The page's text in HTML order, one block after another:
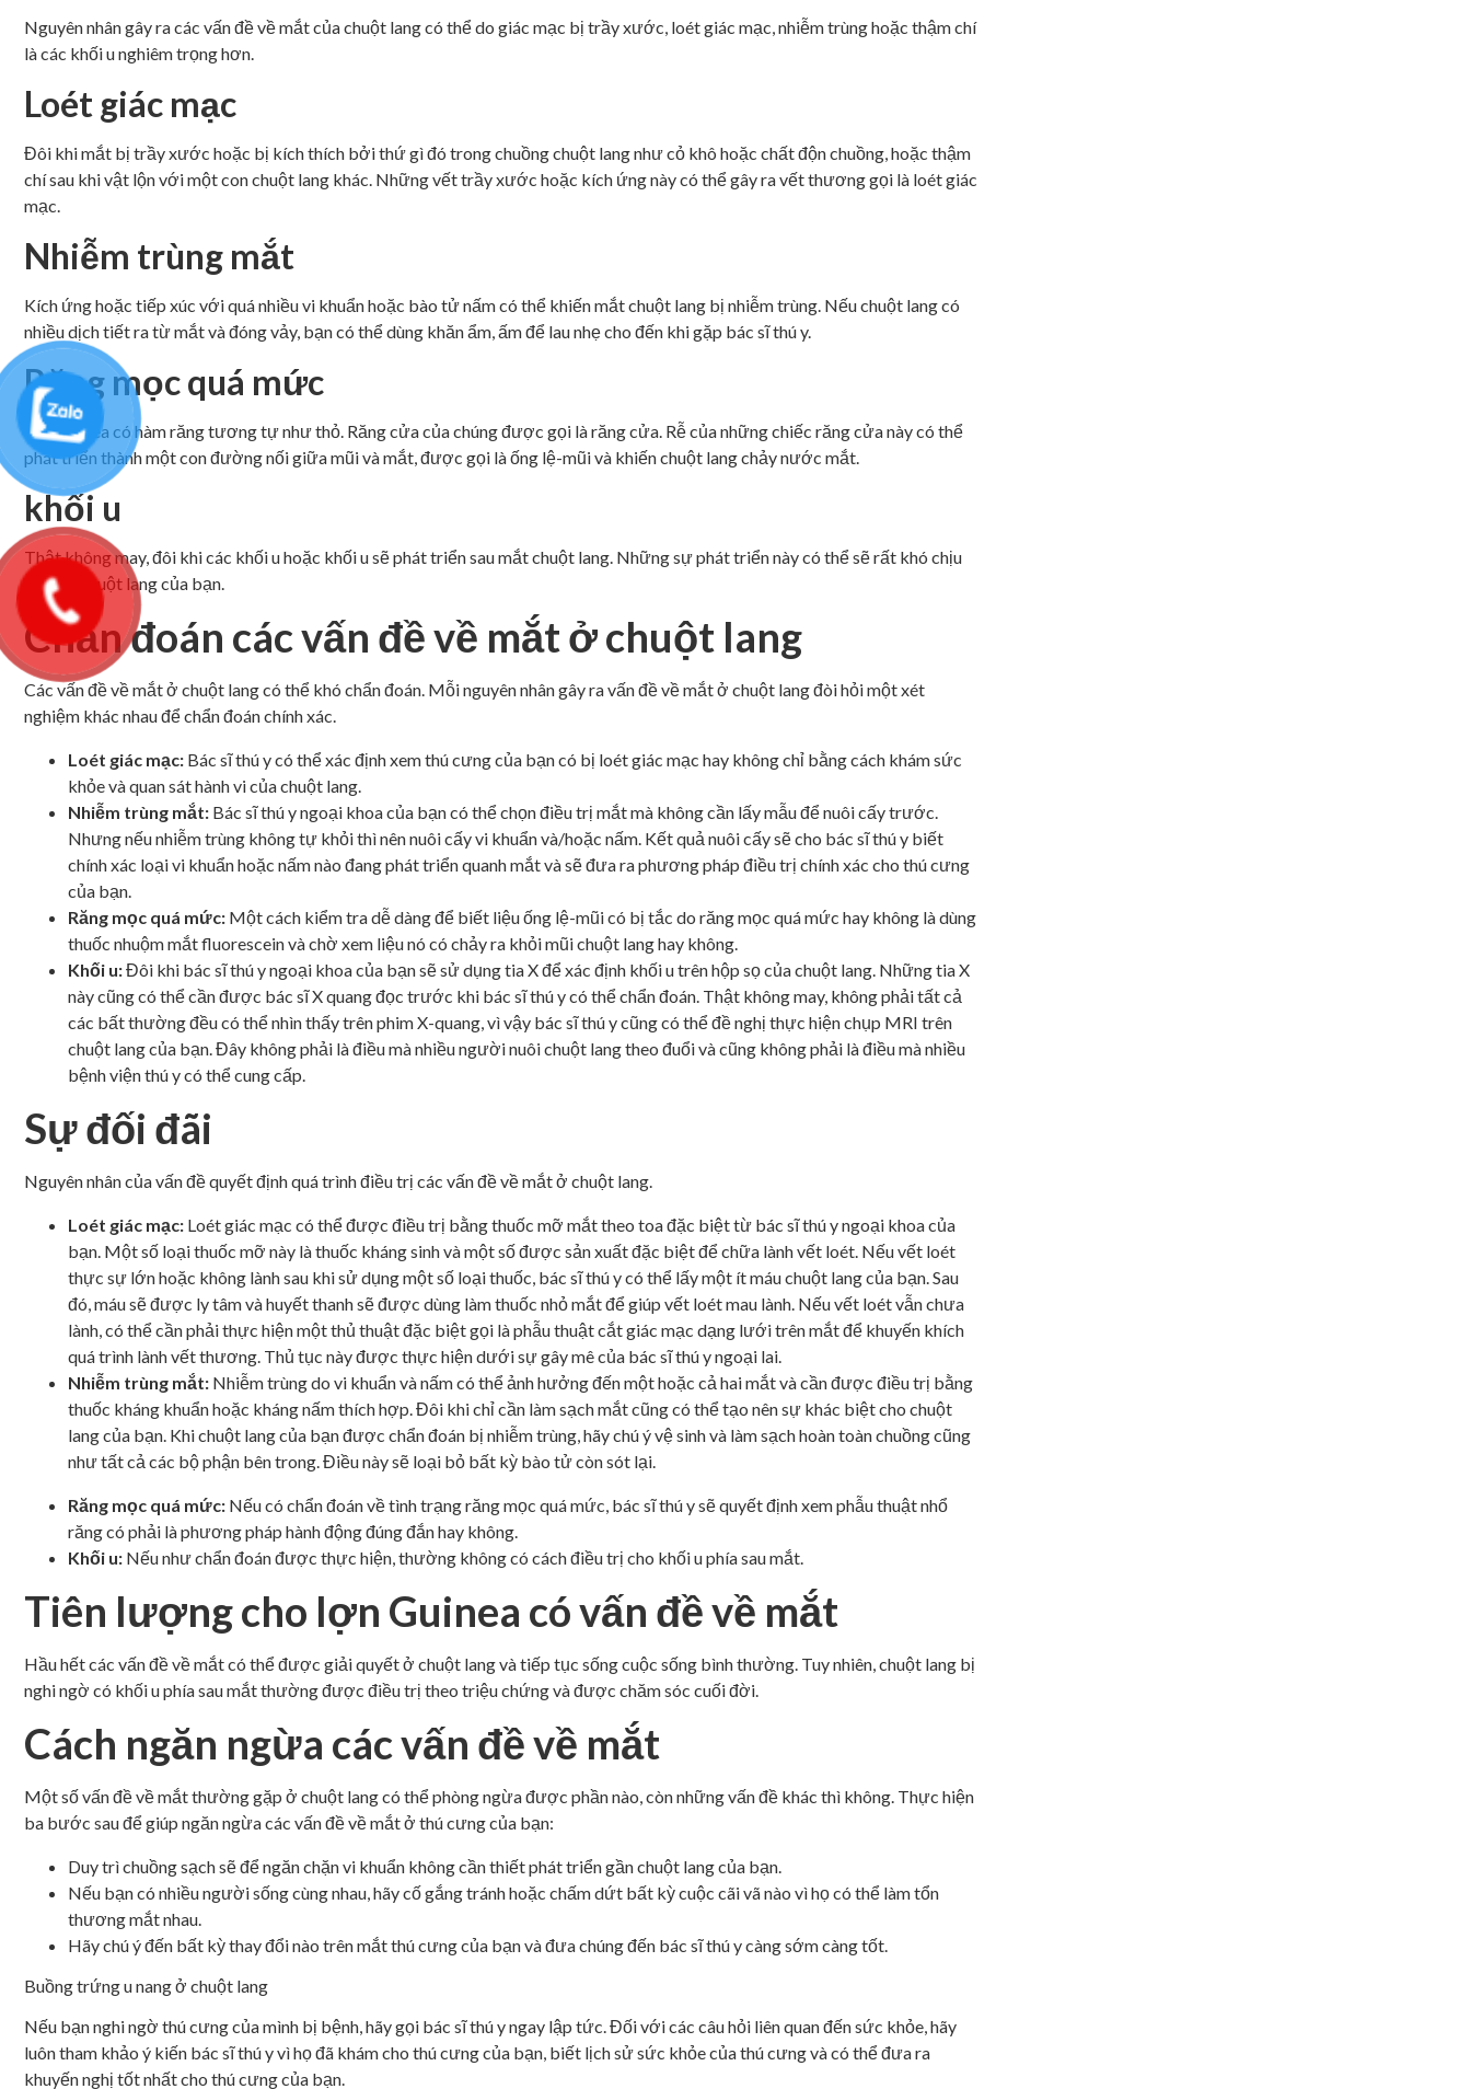
Nguyên nhân gây ra các vấn đề về mắt của chuột lang có thể do giác mạc bị trầy xước, loét giác mạc, nhiễm trùng hoặc thậm chí
là các khối u nghiêm trọng hơn.
Loét giác mạc
Đôi khi mắt bị trầy xước hoặc bị kích thích bởi thứ gì đó trong chuồng chuột lang như cỏ khô hoặc chất độn chuồng, hoặc thậm
chí sau khi vật lộn với một con chuột lang khác. Những vết trầy xước hoặc kích ứng này có thể gây ra vết thương gọi là loét giác
mạc.
Nhiễm trùng mắt
Kích ứng hoặc tiếp xúc với quá nhiều vi khuẩn hoặc bào tử nấm có thể khiến mắt chuột lang bị nhiễm trùng. Nếu chuột lang có
nhiều dịch tiết ra từ mắt và đóng vảy, bạn có thể dùng khăn ẩm, ấm để lau nhẹ cho đến khi gặp bác sĩ thú y.
Răng mọc quá mức
Lợn Guinea có hàm răng tương tự như thỏ. Răng cửa của chúng được gọi là răng cửa. Rễ của những chiếc răng cửa này có thể
phát triển thành một con đường nối giữa mũi và mắt, được gọi là ống lệ-mũi và khiến chuột lang chảy nước mắt.
khối u
Thật không may, đôi khi các khối u hoặc khối u sẽ phát triển sau mắt chuột lang. Những sự phát triển này có thể sẽ rất khó chịu
đối với chuột lang của bạn.
Chẩn đoán các vấn đề về mắt ở chuột lang
Các vấn đề về mắt ở chuột lang có thể khó chẩn đoán. Mỗi nguyên nhân gây ra vấn đề về mắt ở chuột lang đòi hỏi một xét
nghiệm khác nhau để chẩn đoán chính xác.
Loét giác mạc: Bác sĩ thú y có thể xác định xem thú cưng của bạn có bị loét giác mạc hay không chỉ bằng cách khám sức
khỏe và quan sát hành vi của chuột lang.
Nhiễm trùng mắt: Bác sĩ thú y ngoại khoa của bạn có thể chọn điều trị mắt mà không cần lấy mẫu để nuôi cấy trước.
Nhưng nếu nhiễm trùng không tự khỏi thì nên nuôi cấy vi khuẩn và/hoặc nấm. Kết quả nuôi cấy sẽ cho bác sĩ thú y biết
chính xác loại vi khuẩn hoặc nấm nào đang phát triển quanh mắt và sẽ đưa ra phương pháp điều trị chính xác cho thú cưng
của bạn.
Răng mọc quá mức: Một cách kiểm tra dễ dàng để biết liệu ống lệ-mũi có bị tắc do răng mọc quá mức hay không là dùng
thuốc nhuộm mắt fluorescein và chờ xem liệu nó có chảy ra khỏi mũi chuột lang hay không.
Khối u:Đôi khi bác sĩ thú y ngoại khoa của bạn sẽ sử dụng tia X để xác định khối u trên hộp sọ của chuột lang. Những tia X
này cũng có thể cần được bác sĩ X quang đọc trước khi bác sĩ thú y có thể chẩn đoán. Thật không may, không phải tất cả
các bất thường đều có thể nhìn thấy trên phim X-quang, vì vậy bác sĩ thú y cũng có thể đề nghị thực hiện chụp MRI trên
chuột lang của bạn. Đây không phải là điều mà nhiều người nuôi chuột lang theo đuổi và cũng không phải là điều mà nhiều
bệnh viện thú y có thể cung cấp.
Sự đối đãi
Nguyên nhân của vấn đề quyết định quá trình điều trị các vấn đề về mắt ở chuột lang.
Loét giác mạc: Loét giác mạc có thể được điều trị bằng thuốc mỡ mắt theo toa đặc biệt từ bác sĩ thú y ngoại khoa của
bạn. Một số loại thuốc mỡ này là thuốc kháng sinh và một số được sản xuất đặc biệt để chữa lành vết loét. Nếu vết loét
thực sự lớn hoặc không lành sau khi sử dụng một số loại thuốc, bác sĩ thú y có thể lấy một ít máu chuột lang của bạn. Sau
đó, máu sẽ được ly tâm và huyết thanh sẽ được dùng làm thuốc nhỏ mắt để giúp vết loét mau lành. Nếu vết loét vẫn chưa
lành, có thể cần phải thực hiện một thủ thuật đặc biệt gọi là phẫu thuật cắt giác mạc dạng lưới trên mắt để khuyến khích
quá trình lành vết thương. Thủ tục này được thực hiện dưới sự gây mê của bác sĩ thú y ngoại lai.
Nhiễm trùng mắt: Nhiễm trùng do vi khuẩn và nấm có thể ảnh hưởng đến một hoặc cả hai mắt và cần được điều trị bằng
thuốc kháng khuẩn hoặc kháng nấm thích hợp. Đôi khi chỉ cần làm sạch mắt cũng có thể tạo nên sự khác biệt cho chuột
lang của bạn. Khi chuột lang của bạn được chẩn đoán bị nhiễm trùng, hãy chú ý vệ sinh và làm sạch hoàn toàn chuồng cũng
như tất cả các bộ phận bên trong. Điều này sẽ loại bỏ bất kỳ bào tử còn sót lại.
Răng mọc quá mức: Nếu có chẩn đoán về tình trạng răng mọc quá mức, bác sĩ thú y sẽ quyết định xem phẫu thuật nhổ
răng có phải là phương pháp hành động đúng đắn hay không.
Khối u: Nếu nhưchẩn đoán được thực hiện, thường không có cách điều trị cho khối u phía sau mắt.
Tiên lượng cho lợn Guinea có vấn đề về mắt
Hầu hết các vấn đề về mắt có thể được giải quyết ở chuột lang và tiếp tục sống cuộc sống bình thường. Tuy nhiên, chuột lang bị
nghi ngờ có khối u phía sau mắt thường được điều trị theo triệu chứng và được chăm sóc cuối đời.
Cách ngăn ngừa các vấn đề về mắt
Một số vấn đề về mắt thường gặp ở chuột lang có thể phòng ngừa được phần nào, còn những vấn đề khác thì không. Thực hiện
ba bước sau để giúp ngăn ngừa các vấn đề về mắt ở thú cưng của bạn:
Duy trì chuồng sạch sẽ để ngăn chặn vi khuẩn không cần thiết phát triển gần chuột lang của bạn.
Nếu bạn có nhiều người sống cùng nhau, hãy cố gắng tránh hoặc chấm dứt bất kỳ cuộc cãi vã nào vì họ có thể làm tổn
thương mắt nhau.
Hãy chú ý đến bất kỳ thay đổi nào trên mắt thú cưng của bạn và đưa chúng đến bác sĩ thú y càng sớm càng tốt.
Buồng trứng u nang ở chuột lang
Nếu bạn nghi ngờ thú cưng của mình bị bệnh, hãy gọi bác sĩ thú y ngay lập tức. Đối với các câu hỏi liên quan đến sức khỏe, hãy
luôn tham khảo ý kiến ​​​​bác sĩ thú y vì họ đã khám cho thú cưng của bạn, biết lịch sử sức khỏe của thú cưng và có thể đưa ra
khuyến nghị tốt nhất cho thú cưng của bạn.